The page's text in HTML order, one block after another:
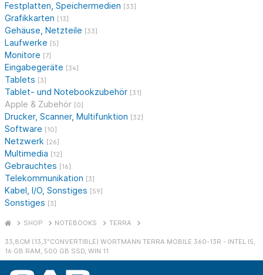
Festplatten, Speichermedien [33]
Grafikkarten [13]
Gehäuse, Netzteile [33]
Laufwerke [5]
Monitore [7]
Eingabegeräte [34]
Tablets [3]
Tablet- und Notebookzubehör [31]
Apple & Zubehör [0]
Drucker, Scanner, Multifunktion [32]
Software [10]
Netzwerk [26]
Multimedia [12]
Gebrauchtes [16]
Telekommunikation [3]
Kabel, I/O, Sonstiges [59]
Sonstiges [3]
SHOP NOTEBOOKS TERRA
33,8CM (13,3"CONVERTIBLE) WORTMANN TERRA MOBILE 360-13R - INTEL I5,
16 GB RAM, 500 GB SSD, WIN 11